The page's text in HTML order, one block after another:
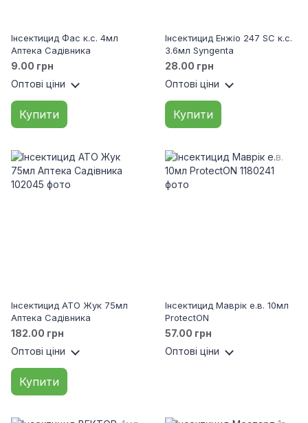
Інсектицид Фас к.с. 4мл
Аптека Садівника
9.00 грн
Оптові ціни
Купити
Інсектицид Енжіо 247 SC к.с.
3.6мл Syngenta
28.00 грн
Оптові ціни
Купити
Інсектицид АТО Жук 75мл
Аптека Садівника
182.00 грн
Оптові ціни
Купити
Інсектицид Маврік е.в. 10мл
ProtectON
57.00 грн
Оптові ціни